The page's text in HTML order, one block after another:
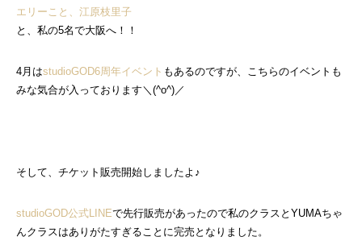
エリーこと、江原枝里子
と、私の5名で大阪へ！！
4月はstudioGOD6周年イベント もあるのですが、こちらのイベントも
みな気合が入っております＼(^o^)／
そして、チケット販売開始しましたよ♪
studioGOD公式LINEで先行販売があったので私のクラスとYUMAちゃ
んクラスはありがたすぎることに完売となりました。